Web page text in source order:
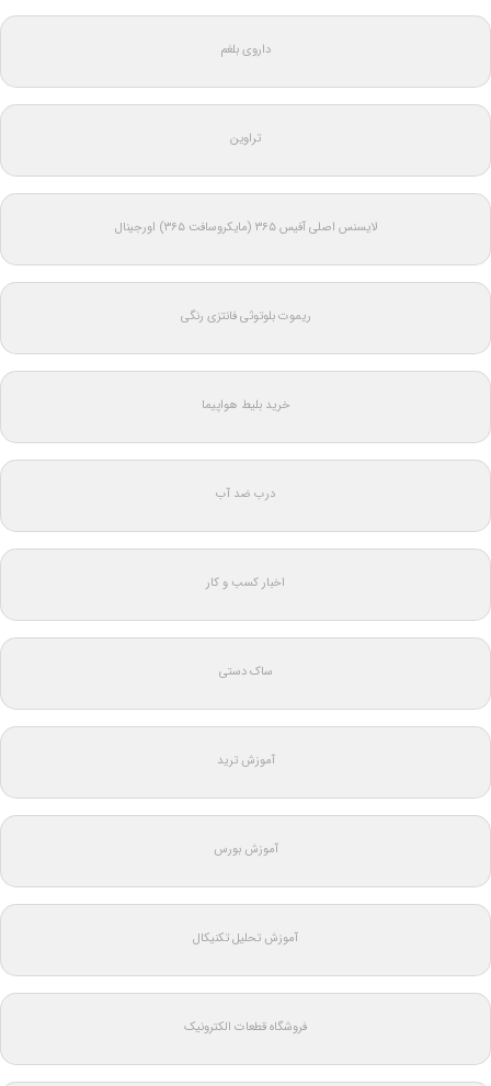
داروی بلغم
تراوین
لایسنس اصلی آفیس ۳۶۵ (مایکروسافت ۳۶۵) اورجینال
ریموت بلوتوثی فانتزی رنگی
خرید بلیط هواپیما
درب ضد آب
اخبار کسب و کار
ساک دستی
آموزش ترید
آموزش بورس
آموزش تحلیل تکنیکال
فروشگاه قطعات الکترونیک